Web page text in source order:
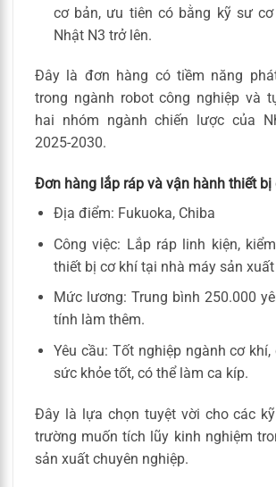
cơ bản, ưu tiên có bằng kỹ sư
Nhật N3 trở lên.
Đây là đơn hàng có tiềm năng
trong ngành robot công nghiệp và
hai nhóm ngành chiến lược của
2025-2030.
Đơn hàng lắp ráp và vận hành thiết bị
Địa điểm: Fukuoka, Chiba
Công việc: Lắp ráp linh kiện,
thiết bị cơ khí tại nhà máy sản
Mức lương: Trung bình 250.000
tính làm thêm.
Yêu cầu: Tốt nghiệp ngành cơ
sức khỏe tốt, có thể làm ca kíp.
Đây là lựa chọn tuyệt vời cho các
trường muốn tích lũy kinh nghiệm
sản xuất chuyên nghiệp.